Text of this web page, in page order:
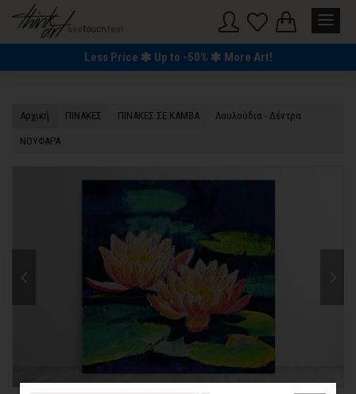
Less Price Up to -50% More Art!
Αρχική ΠΙΝΑΚΕΣ ΠΙΝΑΚΕΣ ΣΕ ΚΑΜΒΑ Λουλούδια - Δέντρα
ΝΟΥΦΑΡΑ